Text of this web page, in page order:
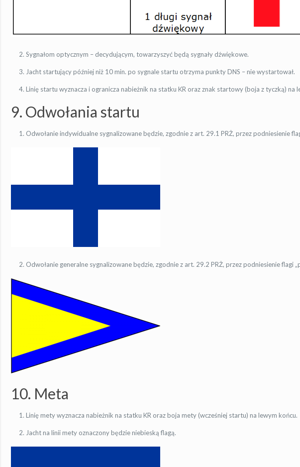
Sygnałom optycznym – decydującym, towarzyszyć będą sygnały dźwiękowe.
Jacht startujący później niż 10 min. po sygnale startu otrzyma punkty DNS – nie wystartował.
Linię startu wyznacza i ogranicza nabieżnik na statku KR oraz znak startowy (boja z tyczką) na
9. Odwołania startu
Odwołanie indywidualne sygnalizowane będzie, zgodnie z art. 29.1 PRŻ, przez podniesienie
Odwołanie generalne sygnalizowane będzie, zgodnie z art. 29.2 PRŻ, przez podniesienie flagi
10. Meta
Linię mety wyznacza nabieżnik na statku KR oraz boja mety (wcześniej startu) na lewym końcu.
Jacht na linii mety oznaczony będzie niebieską flagą.